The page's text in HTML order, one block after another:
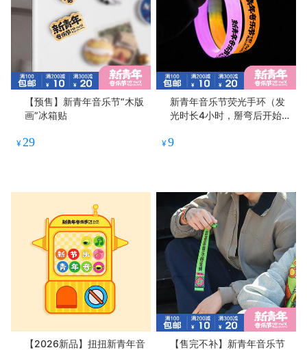
【预售】新青年音乐节“木版
画”冰箱贴
¥ 29
新青年音乐节荧光手环（发
光时长4小时，掰弯后开始
¥9
【2026新品】扭扭新青年音
【售完不补】新青年音乐节